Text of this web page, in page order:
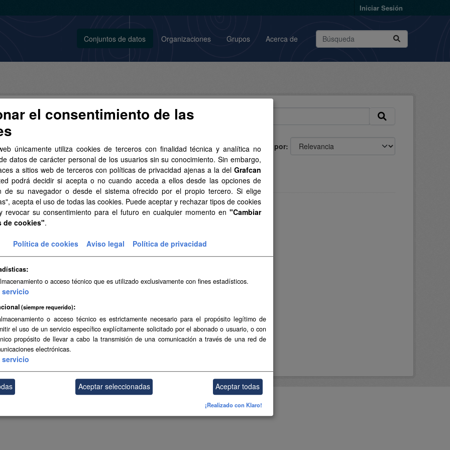
Iniciar Sesión
Conjuntos de datos Organizaciones Grupos Acerca de
Ordenar por
de datos no encontrados
SIPU sipu PDF Licencias: gobcan-aviso-legal
intente otra búsqueda.
puede acceder a este registro utilizando los API Docs
el consentimiento de las
únicamente utiliza cookies de terceros con finalidad técnica y analítica no
datos de carácter personal de los usuarios sin su conocimiento. Sin embargo,
a sitios web de terceros con políticas de privacidad ajenas a la del Grafcan
podrá decidir si acepta o no cuando acceda a ellos desde las opciones de
de su navegador o desde el sistema ofrecido por el propio tercero. Si elige
acepta el uso de todas las cookies. Puede aceptar y rechazar tipos de cookies
revocar su consentimiento para el futuro en cualquier momento en "Cambiar
de cookies".
Política de cookies Aviso legal Política de privacidad
o acceso técnico que es utilizado exclusivamente con fines estadísticos.
servicio
(siempre requerido)
o acceso técnico es estrictamente necesario para el propósito legítimo de
el uso de un servicio específico explícitamente solicitado por el abonado o usuario, o con
propósito de llevar a cabo la transmisión de una comunicación a través de una red de
electrónicas.
servicio
Aceptar seleccionadas Aceptar todas
¡Realizado con Klaro!